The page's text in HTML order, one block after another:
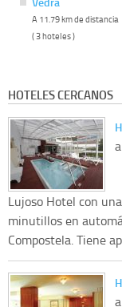
A 11.79 km de distancia
( 3 hoteles )
HOTELES CERCANOS
Lujoso Hotel con
minutillos en
Compostela. Tiene